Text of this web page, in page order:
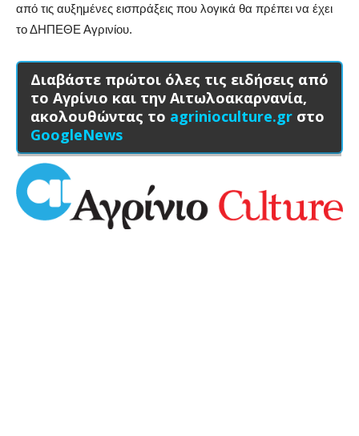
από τις αυξημένες εισπράξεις που λογικά θα πρέπει να έχει
το ΔΗΠΕΘΕ Αγρινίου.
Διαβάστε πρώτοι όλες τις ειδήσεις από
το Αγρίνιο και την Αιτωλοακαρνανία,
ακολουθώντας το agrinioculture.gr στο
GoogleNews